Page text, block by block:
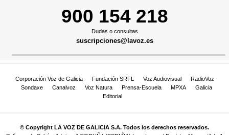
900 154 218
Dudas o consultas
suscripciones@lavoz.es
Corporación Voz de Galicia Fundación SRFL Voz Audiovisual
RadioVoz
Sondaxe
Canalvoz Voz Natura Prensa-Escuela MPXA
Galicia
Editorial
© Copyright LA VOZ DE GALICIA S.A. Todos los derechos reservados.